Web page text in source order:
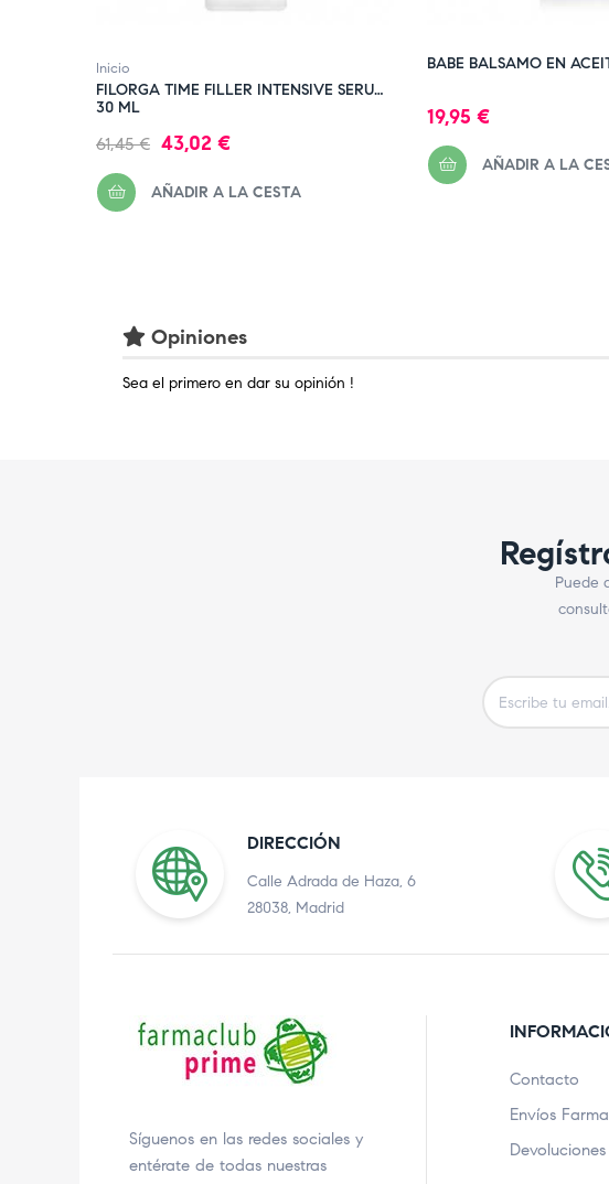
Inicio
FILORGA TIME FILLER INTENSIVE SERUM
30 ML
Precio
regular
61,45 € Precio
43,02 €
AÑADIR A LA CESTA
BABE BALSAMO EN
Precio
19,95 €
AÑADIR A LA
Opiniones
Sea el primero en dar su opinión !
Puede
DIRECCIÓN
Calle Adrada de Haza, 6
28038, Madrid
Síguenos en las redes sociales y
entérate de todas nuestras
Contacto
Envíos
Devoluciones